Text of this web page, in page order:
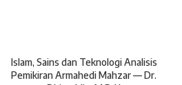
Islam, Sains dan Teknologi Analisis
Pemikiran Armahedi Mahzar — Dr.